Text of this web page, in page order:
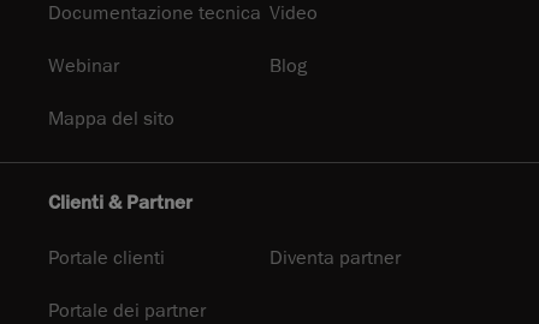
Documentazione tecnica Video
Webinar Blog
Mappa del sito
Clienti & Partner
Portale clienti Diventa partner
Portale dei partner